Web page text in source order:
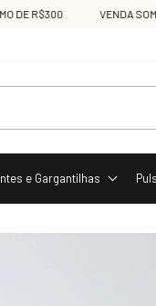
VENDA SOMENTE
e Gargantilhas